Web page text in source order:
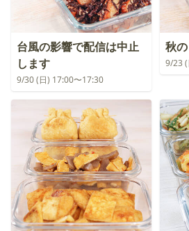
台風の影響で配信は中止
します
9/30 (日) 17:00〜17:30
秋
9/23